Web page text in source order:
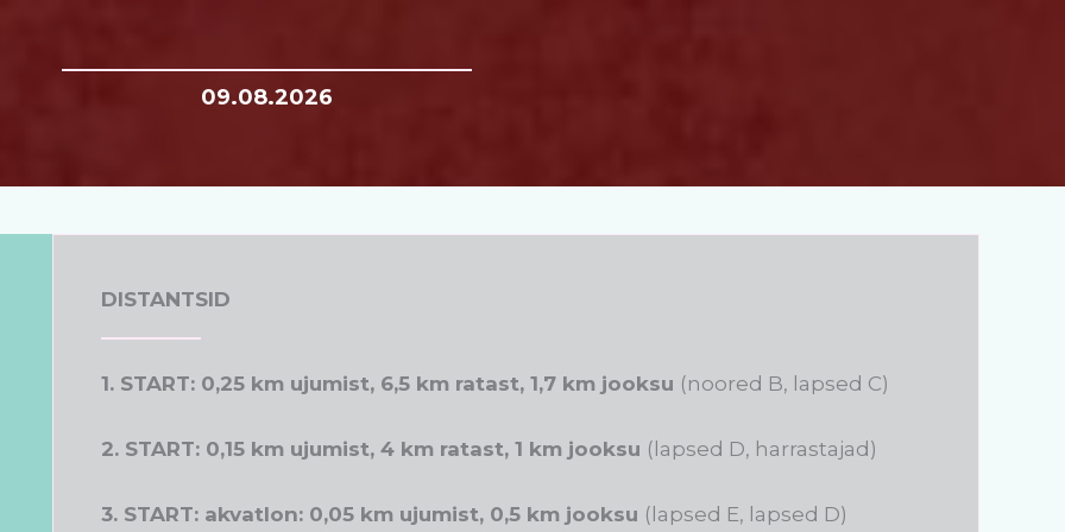
09.08.2026
DISTANTSID
1. START: 0,25 km ujumist, 6,5 km ratast, 1,7 km jooksu (noored B, lapsed C)
2. START: 0,15 km ujumist, 4 km ratast, 1 km jooksu (lapsed D, harrastajad)
3. START: akvatlon: 0,05 km ujumist, 0,5 km jooksu (lapsed E, lapsed D)